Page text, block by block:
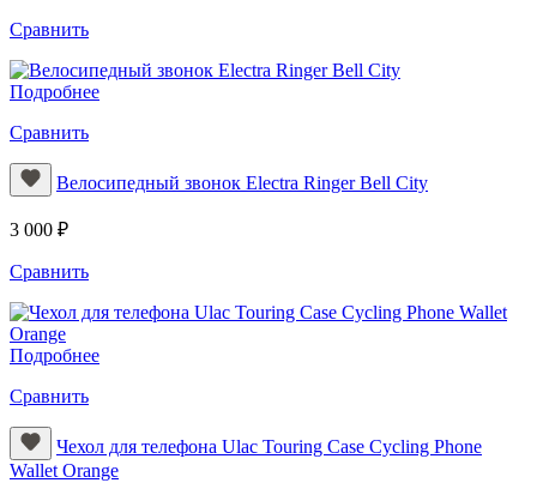
Сравнить
Подробнее
Сравнить
Велосипедный звонок Electra Ringer Bell City
3 000 ₽
Сравнить
Подробнее
Сравнить
Чехол для телефона Ulac Touring Case Cycling Phone
Wallet Orange